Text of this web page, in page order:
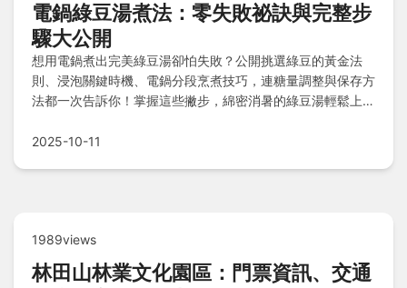
電鍋綠豆湯煮法：零失敗祕訣與完整步
驟大公開
想用電鍋煮出完美綠豆湯卻怕失敗？公開挑選綠豆的黃金法
則、浸泡關鍵時機、電鍋分段烹煮技巧，連糖量調整與保存方
法都一次告訴你！掌握這些撇步，綿密消暑的綠豆湯輕鬆上
2025-10-11
1989views
林田山林業文化園區：門票資訊、交通